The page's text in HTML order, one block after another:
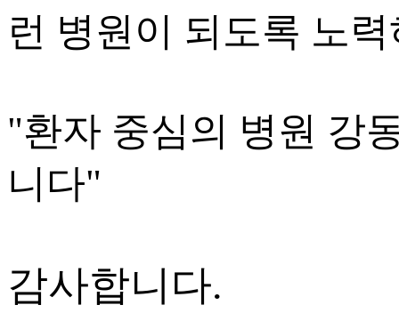
런 병원이 되도록 노
"환자 중심의 병원 강
니다"
감사합니다.